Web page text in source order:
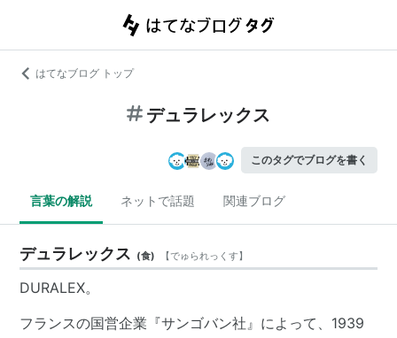
はてなブログ トップ
デュラレックス
このタグでブログを書く
言葉の解説 ネットで話題 関連ブログ
デュラレックス (食) 【でゅられっくす】
DURALEX。
フランスの国営企業『サンゴバン社』によって、1939